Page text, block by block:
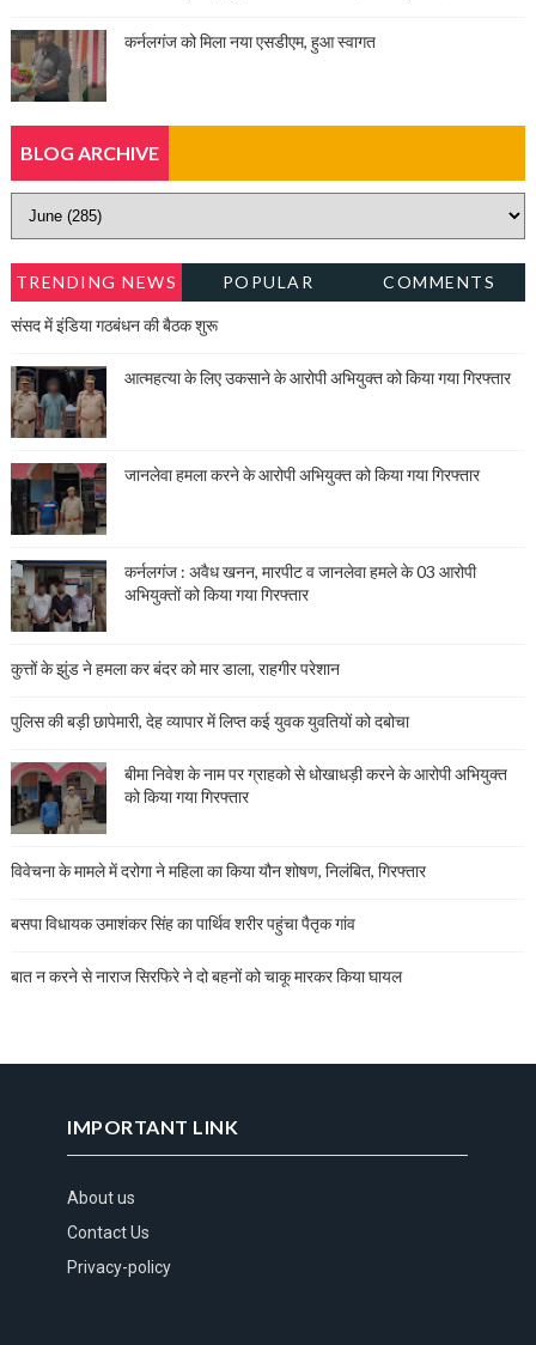
कर्नलगंज को मिला नया एसडीएम, हुआ स्वागत
BLOG ARCHIVE
TRENDING NEWS POPULAR COMMENTS
संसद में इंडिया गठबंधन की बैठक शुरू
आत्महत्या के लिए उकसाने के आरोपी अभियुक्त को किया गया गिरफ्तार
जानलेवा हमला करने के आरोपी अभियुक्त को किया गया गिरफ्तार
कर्नलगंज : अवैध खनन, मारपीट व जानलेवा हमले के 03 आरोपी
अभियुक्तों को किया गया गिरफ्तार
कुत्तों के झुंड ने हमला कर बंदर को मार डाला, राहगीर परेशान
पुलिस की बड़ी छापेमारी, देह व्यापार में लिप्त कई युवक युवतियों को दबोचा
बीमा निवेश के नाम पर ग्राहको से धोखाधड़ी करने के आरोपी अभियुक्त
को किया गया गिरफ्तार
विवेचना के मामले में दरोगा ने महिला का किया यौन शोषण, निलंबित, गिरफ्तार
बसपा विधायक उमाशंकर सिंह का पार्थिव शरीर पहुंचा पैतृक गांव
बात न करने से नाराज सिरफिरे ने दो बहनों को चाकू मारकर किया घायल
IMPORTANT LINK
About us
Contact Us
Privacy-policy